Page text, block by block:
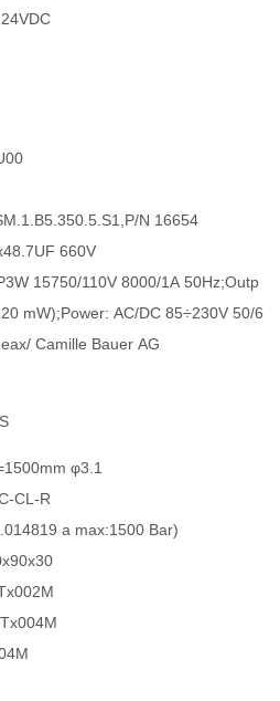
N 16654
660V
15750/110V 8000/1A 50Hz;Outp
mW);Power: AC/DC 85÷230V 50/6
Camille Bauer AG
φ3.1
CL-R
a max:1500 Bar)